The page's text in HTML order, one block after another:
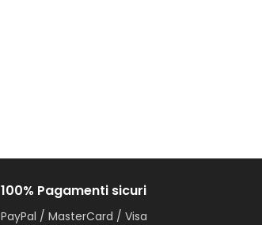
100% Pagamenti sicuri
PayPal / MasterCard / Visa